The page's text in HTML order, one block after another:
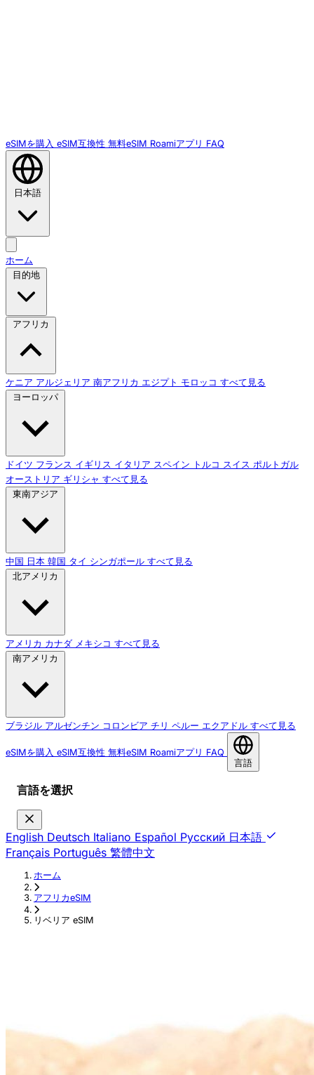
eSIMを購入 eSIM互換性 無料eSIM Roamiアプリ FAQ
日本語
ホーム
目的地
アフリカ
ケニア アルジェリア 南アフリカ エジプト モロッコ すべて見る
ヨーロッパ
ドイツ フランス イギリス イタリア スペイン トルコ スイス ポルトガル
オーストリア ギリシャ すべて見る
東南アジア
中国 日本 韓国 タイ シンガポール すべて見る
北アメリカ
アメリカ カナダ メキシコ すべて見る
南アメリカ
ブラジル アルゼンチン コロンビア チリ ペルー エクアドル すべて見る
eSIMを購入 eSIM互換性 無料eSIM Roamiアプリ FAQ
言語
言語を選択
English Deutsch Italiano Español Русский 日本語
Français Português 繁體中文
ホーム
›
アフリカeSIM
›
リベリア eSIM